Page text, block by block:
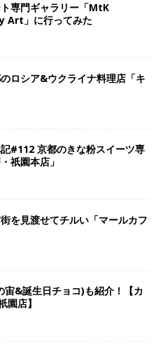
専門ギャラリー「MtK
」に行ってみた
のロシア&ウクライナ料理店「キ
#112 京都のきな粉スイーツ専
祇園本店」
を見渡せてチルい「マールカフ
宙&誕生日チョコ)も紹介！【カ
園店】